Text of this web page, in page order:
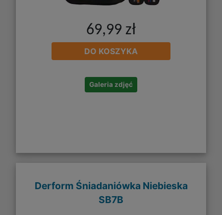
69,99 zł
DO KOSZYKA
Galeria zdjęć
Derform Śniadaniówka Niebieska
SB7B